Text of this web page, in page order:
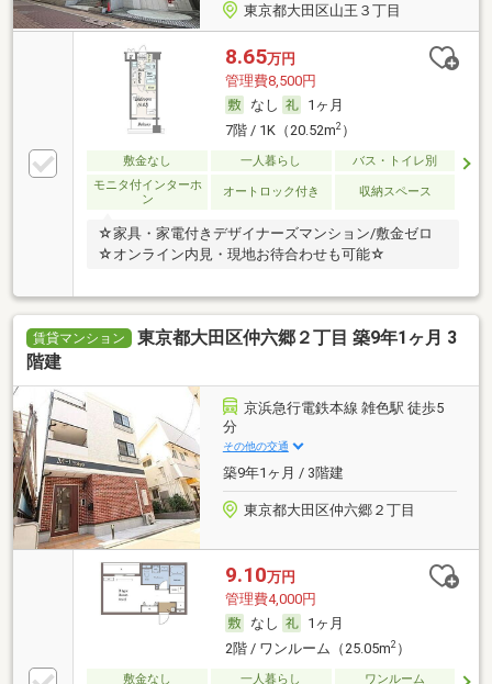
東京都大田区山王３丁目
8.65万円
管理費8,500円
なし
1ヶ月
7階 / 1K（20.52m2）
敷金なし 一人暮らし
バス・トイレ別
モニタ付インターホ
ン
オートロック付き 収納スペース
☆家具・家電付きデザイナーズマンション/敷金ゼロ
☆オンライン内見・現地お待合わせも可能☆
賃貸マンション
東京都大田区仲六郷２丁目 築9年1ヶ月 3
階建
京浜急行電鉄本線 雑色駅 徒歩5
分
その他の交通
築9年1ヶ月 / 3階建
東京都大田区仲六郷２丁目
9.10万円
管理費4,000円
なし
1ヶ月
2階 / ワンルーム（25.05m2）
敷金なし 一人暮らし ワンルーム